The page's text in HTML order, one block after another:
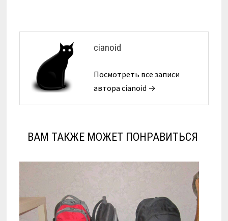
cianoid
Посмотреть все записи
автора cianoid →
ВАМ ТАКЖЕ МОЖЕТ ПОНРАВИТЬСЯ